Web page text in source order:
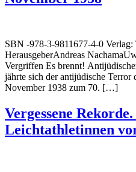
SBN -978-3-9811677-4-0 Verlag:
HerausgeberAndreas
Vergriffen Es brennt!
jährte sich der antijüdische Terror
November 1938 zum 70. […]
Vergessene
Leichtathletinnen